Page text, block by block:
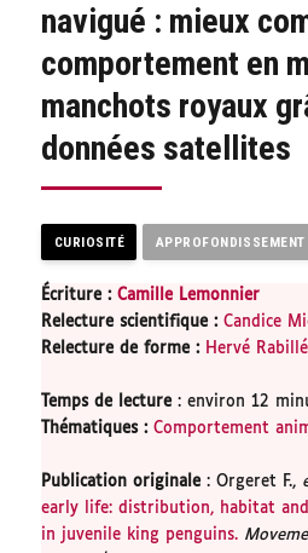
navigué : mieux
comportement en
manchots royaux
données satellites
CURIOSITÉ APPROFONDISSEMENT
Écriture :Camille Lemonnier
Relecture scientifique:Candice
Relecture de forme: Hervé Rabillé
Temps de lecture: environ 12
Thématiques : Comportement
Publication originale: Orgeret F.,
early life: distribution, habitat
in juvenile king penguins.